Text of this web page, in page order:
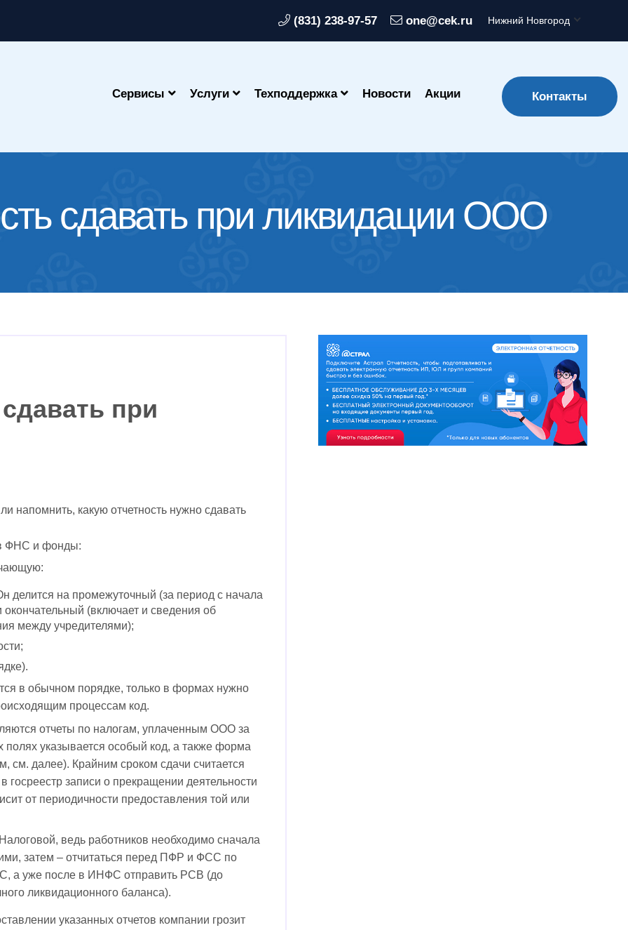
(831) 238-97-57 one@cek.ru Нижний Новгород
Сервисы Услуги Техподдержка Новости Акции Контакты
сдавать при ликвидации ООО
при
напомнить, какую отчетность нужно сдавать
ФНС и фонды:
делится на промежуточный (за период с начала
(включает и сведения об
между учредителями);
в обычном порядке, только в формах нужно
процессам код.
отчеты по налогам, уплаченным ООО за
указывается особый код, а также форма
см. далее). Крайним сроком сдачи считается
записи о прекращении деятельности
от периодичности предоставления той или
ведь работников необходимо сначала
затем – отчитаться перед ПФР и ФСС по
уже после в ИНФС отправить РСВ (до
ликвидационного баланса).
указанных отчетов компании грозит